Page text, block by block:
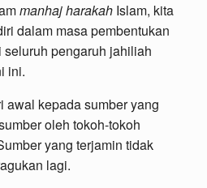
manhaj harakah Islam, kita
dalam masa pembentukan
pengaruh jahiliah
ini.
awal kepada sumber yang
oleh tokoh-tokoh
yang terjamin tidak
lagi.